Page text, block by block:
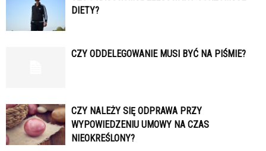
DIETY?
CZY ODDELEGOWANIE MUSI BYĆ NA PIŚMIE?
CZY NALEŻY SIĘ ODPRAWA PRZY
WYPOWIEDZENIU UMOWY NA CZAS
NIEOKREŚLONY?